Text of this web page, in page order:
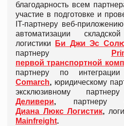
благодарность всем
участие в подготовке и
IT-партнеру веб-приложению
автоматизации
логистики
Би ДжиЭс
партнеру
первойтранспортной
партнеру по
Comarch, юридическому
эксклюзивному
Деливери, партнеру
Диана Люкс Логистик,
Mainfreight.